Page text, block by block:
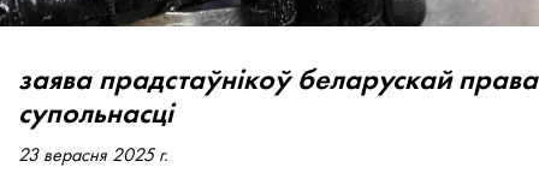
заява прадстаўнікоў беларускай
супольнасці
23 верасня 2025 г.